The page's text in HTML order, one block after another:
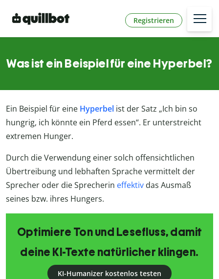
Registrieren
Was ist ein Beispiel für eine Hyperbel?
Ein Beispiel für eine Hyperbel ist der Satz „Ich bin so
hungrig, ich könnte ein Pferd essen“. Er unterstreicht
extremen Hunger.
Durch die Verwendung einer solch offensichtlichen
Übertreibung und lebhaften Sprache vermittelt der
Sprecher oder die Sprecherin effektiv das Ausmaß
seines bzw. ihres Hungers.
Optimiere Ton und Lesefluss, damit
deine KI-Texte natürlicher klingen.
KI-Humanizer kostenlos testen